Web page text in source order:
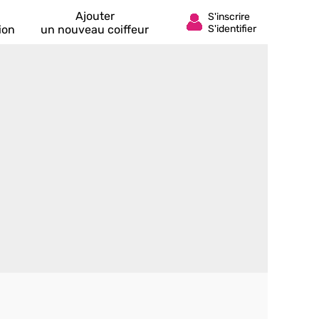
Ajouter
un nouveau coiffeur